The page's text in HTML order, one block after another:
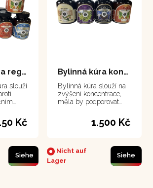
Protivirová a regenerační kúra
slouží
v těle.Kč
Siehe
Bylinná kúra koncentrace, paměť, únava
Bylinná kúra slouží na
zvýšení koncentrace,
měla by podporovat
odstraňování únavy,
1.500 Kč
Nicht auf
Lager
Siehe